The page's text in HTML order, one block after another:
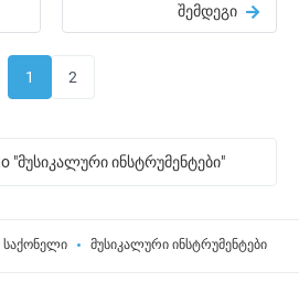
შემდეგი
1 2
"მუსიკალური ინსტრუმენტები"
საქონელი მუსიკალური ინსტრუმენტები